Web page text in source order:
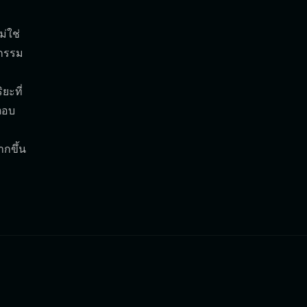
ใช่
รรม
ะที่
บ
กขึ้น